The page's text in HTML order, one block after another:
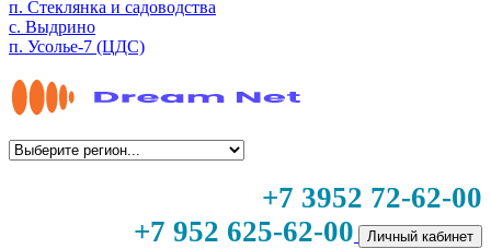
п. Стеклянка и садоводства
с. Выдрино
п. Усолье-7 (ЦДС)
+7 3952 72-62-00
+7 952 625-62-00
Личный кабинет